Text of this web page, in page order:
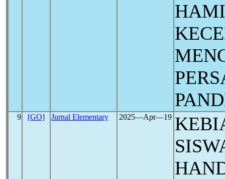
9 [GO] Jurnal Elementary 2025―Apr―19